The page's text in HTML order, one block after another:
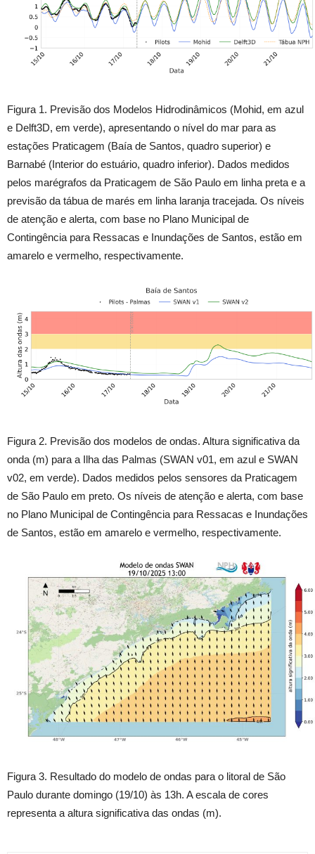
Figura 1. Previsão dos Modelos Hidrodinâmicos (Mohid, em azul
e Delft3D, em verde), apresentando o nível do mar para as
estações Praticagem (Baía de Santos, quadro superior) e
Barnabé (Interior do estuário, quadro inferior). Dados medidos
pelos marégrafos da Praticagem de São Paulo em linha preta e a
previsão da tábua de marés em linha laranja tracejada. Os níveis
de atenção e alerta, com base no Plano Municipal de
Contingência para Ressacas e Inundações de Santos, estão em
amarelo e vermelho, respectivamente.
Figura 2. Previsão dos modelos de ondas. Altura significativa da
onda (m) para a Ilha das Palmas (SWAN v01, em azul e SWAN
v02, em verde). Dados medidos pelos sensores da Praticagem
de São Paulo em preto. Os níveis de atenção e alerta, com base
no Plano Municipal de Contingência para Ressacas e Inundações
de Santos, estão em amarelo e vermelho, respectivamente.
Figura 3. Resultado do modelo de ondas para o litoral de São
Paulo durante domingo (19/10) às 13h. A escala de cores
representa a altura significativa das ondas (m).